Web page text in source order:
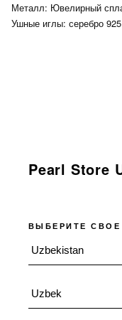
Металл: Ювелирный
Ушные иглы: серебро
Pearl Store
ВЫБЕРИТЕ
Местоположение
Язык